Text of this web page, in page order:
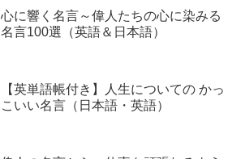
心に響く名言～偉人たちの心に染みる
名言100選（英語＆日本語）
【英単語帳付き】人生についての かっ
こいい名言（日本語・英語）